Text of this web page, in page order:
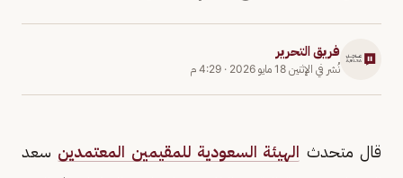
فريق التحرير
نُشر في الإثنين 18 مايو 2026 · 4:29 م
قال متحدث الهيئة السعودية للمقيمين المعتمدين سعد